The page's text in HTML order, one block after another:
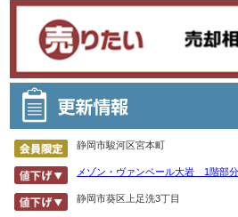
静岡市駿河区宮本町
メゾン・ヴァンベール大岩 1階部
静岡市葵区上足洗3丁目